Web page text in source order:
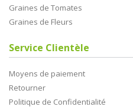
Graines de Tomates
Graines de Fleurs
Service Clientèle
Moyens de paiement
Retourner
Politique de Confidentialité